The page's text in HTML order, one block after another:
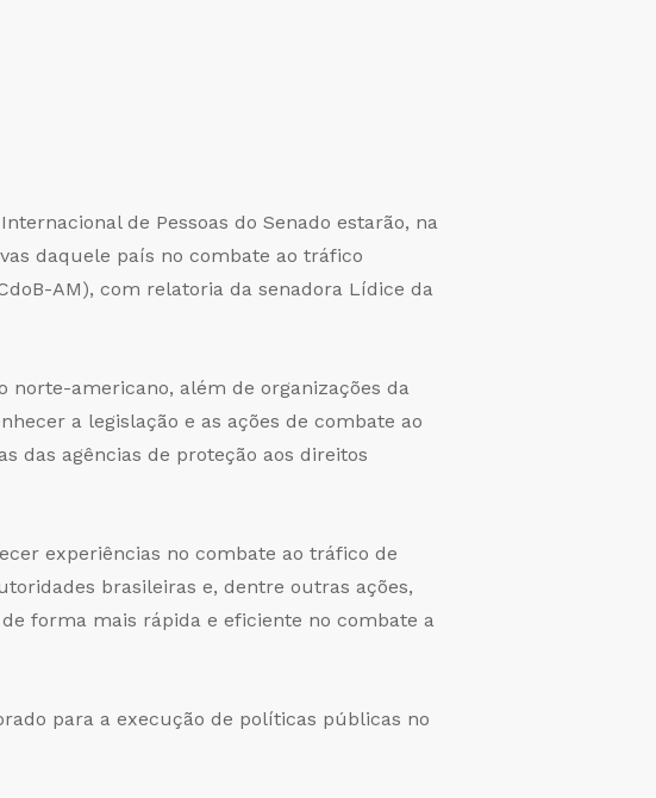
de Pessoas do Senado estarão, na
daquele país no combate ao tráfico
AM), com relatoria da senadora Lídice da
norte-americano, além de organizações da
a legislação e as ações de combate ao
das agências de proteção aos direitos
experiências no combate ao tráfico de
brasileiras e, dentre outras ações,
forma mais rápida e eficiente no combate a
para a execução de políticas públicas no